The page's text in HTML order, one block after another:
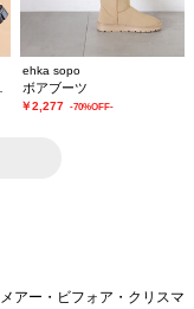
ehka sopo
ボアブーツ
￥2,277 -70%OFF-